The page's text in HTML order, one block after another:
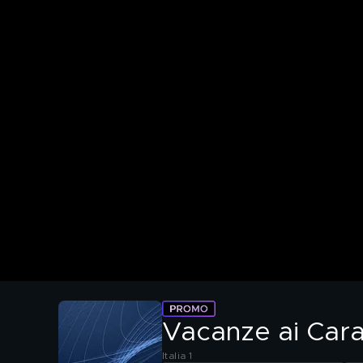
Vacanze ai
Italia 1